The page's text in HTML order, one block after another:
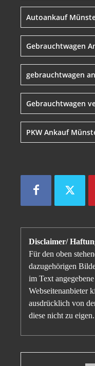
Autoankauf
Gebrauchtwagen
gebrauchtwagen
Gebrauchtwagen
PKW Ankauf
Disclaimer/
Für den oben
dazugehörigen
im Text
Webseitenanbieter
ausdrücklich von
diese nicht zu eigen.